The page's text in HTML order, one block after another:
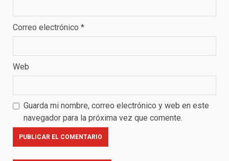
Correo electrónico *
Web
Guarda mi nombre, correo electrónico y web en este
navegador para la próxima vez que comente.